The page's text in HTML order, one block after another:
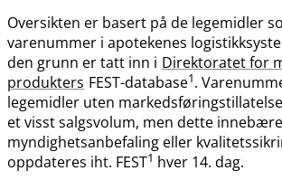
Oversikten er basert på de legemidler
varenummer i apotekenes
den grunn er tatt inn i Direktoratet for
produkters FEST-database1.
legemidler uten
et visst salgsvolum, men dette
myndighetsanbefaling eller
oppdateres iht. FEST1 hver 14. dag.